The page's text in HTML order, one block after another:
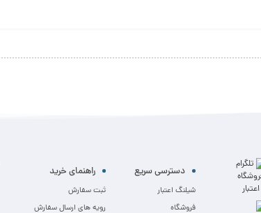
دسترسی سریع
شیلنگ اعتبار
فروشگاه
راهنمای خرید
ثبت سفارش
رویه های ارسال سفارش